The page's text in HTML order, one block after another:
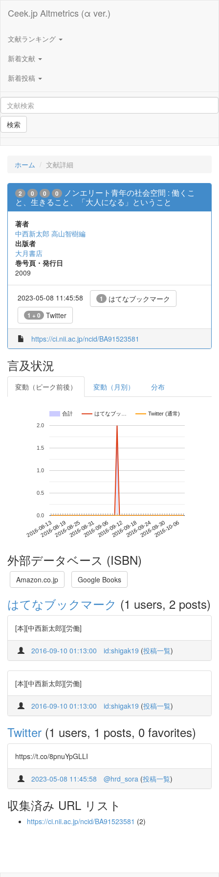
Ceek.jp Altmetrics (α ver.)
文献ランキング
新着文献
新着投稿
検索
ホーム 文献詳細
2 0 0 0
ノンエリート青年の社会空間 : 働くこ
と、生きること、「大人になる」ということ
著者
中西新太郎 高山智樹編
出版者
大月書店
巻号頁・発行日
2009
2023-05-08 11:45:58 1 はてなブックマーク
1 + 0 Twitter
https://ci.nii.ac.jp/ncid/BA91523581
言及状況
変動（ピーク前後） 変動（月別） 分布
合計 はてなブッ… Twitter (通常)
2016-08-132016-08-192016-08-252016-08-312016-09-062016-09-122016-09-182016-09-242016-09-302016-10-06
0.0
0.5
1.0
1.5
2.0
外部データベース (ISBN)
Amazon.co.jp Google Books
はてなブックマーク (1 users, 2 posts)
[本][中西新太郎][労働]
2016-09-10 01:13:00 id:shigak19 (投稿一覧)
[本][中西新太郎][労働]
2016-09-10 01:13:00 id:shigak19 (投稿一覧)
Twitter (1 users, 1 posts, 0 favorites)
https://t.co/8pnuYpGLLI
2023-05-08 11:45:58 @hrd_sora (投稿一覧)
収集済み URL リスト
https://ci.nii.ac.jp/ncid/BA91523581 (2)